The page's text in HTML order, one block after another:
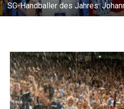
SG-Handballer des Jahres: